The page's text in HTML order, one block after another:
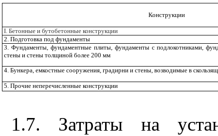
Конструкции
I. Бетонные и бутобетонные конструкции
2. Подготовка под фундаменты
3. Фундаменты, фундаментные плиты, фундаменты с подлокотниками,
стены и стены толщиной более 200 мм
4. Бункера, емкостные сооружения, градирни и стены, возводимые в
5. Прочие неперечисленные конструкции
1.7. Затраты на